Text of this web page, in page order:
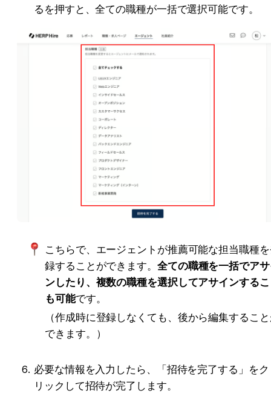
るを押すと、全ての職種が一括で選択可能です。
こちらで、エージェントが推薦可能な担当職種
録することができます。 全ての職種を一括でア
ンしたり、複数の職種を選択してアサインする
も可能です。
（作成時に登録しなくても、後から編集するこ
できます。）
必要な情報を入力したら、「招待を完了する」をク
リックして招待が完了します。